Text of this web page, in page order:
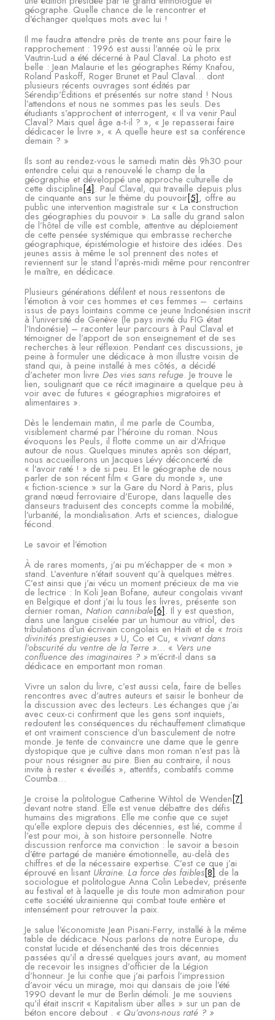
géographe. Quelle chance de le rencontrer et
d’échanger quelques mots avec lui !
Il me faudra attendre près de trente ans pour faire le
rapprochement : 1996 est aussi l’année où le prix
Vautrin-Lud a été décerné à Paul Claval. La photo est
belle : Jean Malaurie et les géographes Rémy Knafou,
Roland Paskoff, Roger Brunet et Paul Claval… dont
plusieurs récents ouvrages sont édités par
Sérendip’Éditions et présentés sur notre stand ! Nous
l’attendons et nous ne sommes pas les seuls. Des
étudiants s’approchent et interrogent, « Il va venir Paul
Claval? Mais quel âge a-t-il ? », « Je repasserai faire
dédicacer le livre », « A quelle heure est sa conférence
demain ? »
Ils sont au rendez-vous le samedi matin dès 9h30 pour
entendre celui qui a renouvelé le champ de la
géographie et développé une approche culturelle de
cette discipline[4]. Paul Claval, qui travaille depuis plus
de cinquante ans sur le thème du pouvoir[5], offre au
public une intervention magistrale sur « La construction
des géographies du pouvoir ». La salle du grand salon
de l’hôtel de ville est comble, attentive au déploiement
de cette pensée systémique qui embrasse recherche
géographique, épistémologie et histoire des idées. Des
jeunes assis à même le sol prennent des notes et
reviennent sur le stand l’après-midi même pour rencontrer
le maître, en dédicace.
Plusieurs générations défilent et nous ressentons de
l’émotion à voir ces hommes et ces femmes – certains
issus de pays lointains comme ce jeune Indonésien inscrit
à l’université de Genève (le pays invité du FIG était
l’Indonésie) – raconter leur parcours à Paul Claval et
témoigner de l’apport de son enseignement et de ses
recherches à leur réflexion. Pendant ces discussions, je
peine à formuler une dédicace à mon illustre voisin de
stand qui, à peine installé à mes côtés, a décidé
d’acheter mon livre Des vies sans refuge. Je trouve le
lien, soulignant que ce récit imaginaire a quelque peu à
voir avec de futures « géographies migratoires et
alimentaires ».
Dès le lendemain matin, il me parle de Coumba,
visiblement charmé par l’héroïne du roman. Nous
évoquons les Peuls, il flotte comme un air d’Afrique
autour de nous. Quelques minutes après son départ,
nous accueillerons un Jacques Lévy déconcerté de
« l’avoir raté ! » de si peu. Et le géographe de nous
parler de son récent film « Gare du monde », une
« fiction-science » sur la Gare du Nord à Paris, plus
grand nœud ferroviaire d’Europe, dans laquelle des
danseurs traduisent des concepts comme la mobilité,
l’urbanité, la mondialisation. Arts et sciences, dialogue
fécond.
Le savoir et l’émotion
À de rares moments, j’ai pu m’échapper de « mon »
stand. L’aventure n’était souvent qu’à quelques mètres.
C’est ainsi que j’ai vécu un moment précieux de ma vie
de lectrice : In Koli Jean Bofane, auteur congolais vivant
en Belgique et dont j’ai lu tous les livres, présente son
dernier roman, Nation cannibale[6]. Il y est question,
dans une langue ciselée par un humour au vitriol, des
tribulations d’un écrivain congolais en Haïti et de « trois
divinités prestigieuses » U, Co et Cu, « vivant dans
l’obscurité du ventre de la Terre »… « Vers une
confluence des imaginaires ? » m’écrit-il dans sa
dédicace en emportant mon roman.
Vivre un salon du livre, c’est aussi cela, faire de belles
rencontres avec d’autres auteurs et saisir le bonheur de
la discussion avec des lecteurs. Les échanges que j’ai
avec ceux-ci confirment que les gens sont inquiets,
redoutent les conséquences du réchauffement climatique
et ont vraiment conscience d’un basculement de notre
monde. Je tente de convaincre une dame que le genre
dystopique que je cultive dans mon roman n’est pas là
pour nous résigner au pire. Bien au contraire, il nous
invite à rester « éveillés », attentifs, combatifs comme
Coumba…
Je croise la politologue Catherine Wihtol de Wenden[7]
devant notre stand. Elle est venue débattre des défis
humains des migrations. Elle me confie que ce sujet
qu’elle explore depuis des décennies, est lié, comme il
l’est pour moi, à son histoire personnelle. Notre
discussion renforce ma conviction : le savoir a besoin
d’être partagé de manière émotionnelle, au-delà des
chiffres et de la nécessaire expertise. C’est ce que j’ai
éprouvé en lisant Ukraine. La force des faibles[8] de la
sociologue et politologue Anna Colin Lebedev, présente
au festival et à laquelle je dis toute mon admiration pour
cette société ukrainienne qui combat toute entière et
intensément pour retrouver la paix.
Je salue l’économiste Jean Pisani-Ferry, installé à la même
table de dédicace. Nous parlons de notre Europe, du
constat lucide et désenchanté des trois décennies
passées qu’il a dressé quelques jours avant, au moment
de recevoir les insignes d’officier de la Légion
d’honneur. Je lui confie que j’ai parfois l’impression
d’avoir vécu un mirage, moi qui dansais de joie l’été
1990 devant le mur de Berlin démoli. Je me souviens
qu’il était inscrit « Kapitalism über alles » sur un pan de
béton encore debout . « Qu’avons-nous raté ? »